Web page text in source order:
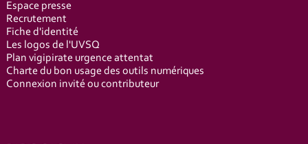
Espace presse
Recrutement
Fiche d'identité
Les logos de l'UVSQ
Plan vigipirate urgence attentat
Charte du bon usage des outils numériques
Connexion invité ou contributeur